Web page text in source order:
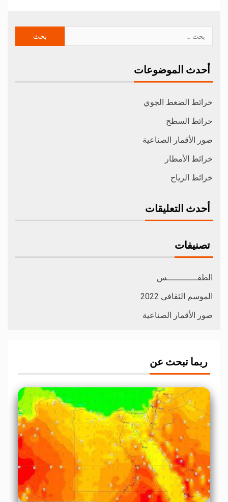
أحدث الموضوعات
خرائط الضغط الجوي
خرائط السطح
صور الأقمار الصناعية
خرائط الأمطار
خرائط الرياح
أحدث التعليقات
تصنيفات
الطقــــــــــــس
الموسم الثقافي 2022
صور الأقمار الصناعية
ربما تبحث عن